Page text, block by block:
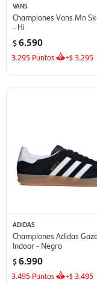
VANS
Championes Vans Mn
- Hi
$6.590
3.295 Puntos +$ 3.295
ADIDAS
Championes Adidas
Indoor - Negro
$6.990
3.495 Puntos +$ 3.495